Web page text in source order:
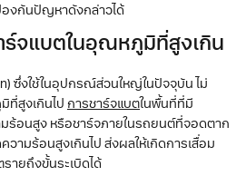
งกันปัญหาดังกล่าวได้
ร์จแบตในอุณหภูมิที่สูงเกิน
ซึ่งใช้ในอุปกรณ์ส่วนใหญ่ในปัจจุบัน ไม่
ที่สูงเกินไป การชาร์จแบตในพื้นที่ที่มี
ร้อนสูง หรือชาร์จภายในรถยนต์ที่จอดตาก
วามร้อนสูงเกินไป ส่งผลให้เกิดการเสื่อม
ายถึงขั้นระเบิดได้